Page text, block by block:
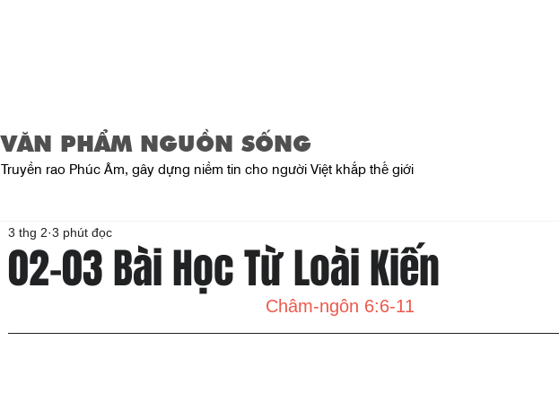
VĂN PHẨM NGUỒN SỐNG
Truyền rao Phúc Âm, gây dựng niềm tin cho người Việt khắp thế giới
02-03 Bài Học Từ Loài Kiến
3 thg 2 3 phút đọc
Châm-ngôn 6:6-11